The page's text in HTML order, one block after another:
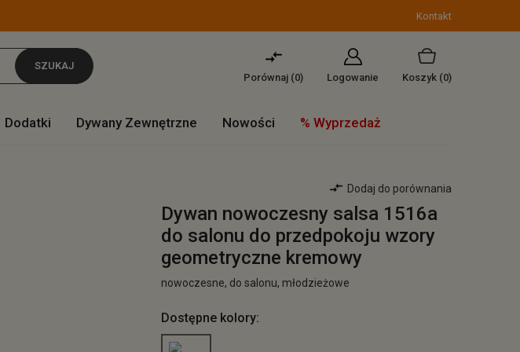
Kontakt
SZUKAJ
Porównaj (0) Logowanie Koszyk (0)
Dodatki Dywany Zewnętrzne Nowości % Wyprzedaż
Dodaj do porównania
Dywan nowoczesny salsa 1516a
do salonu do przedpokoju wzory
geometryczne kremowy
nowoczesne, do salonu, młodzieżowe
Dostępne kolory: